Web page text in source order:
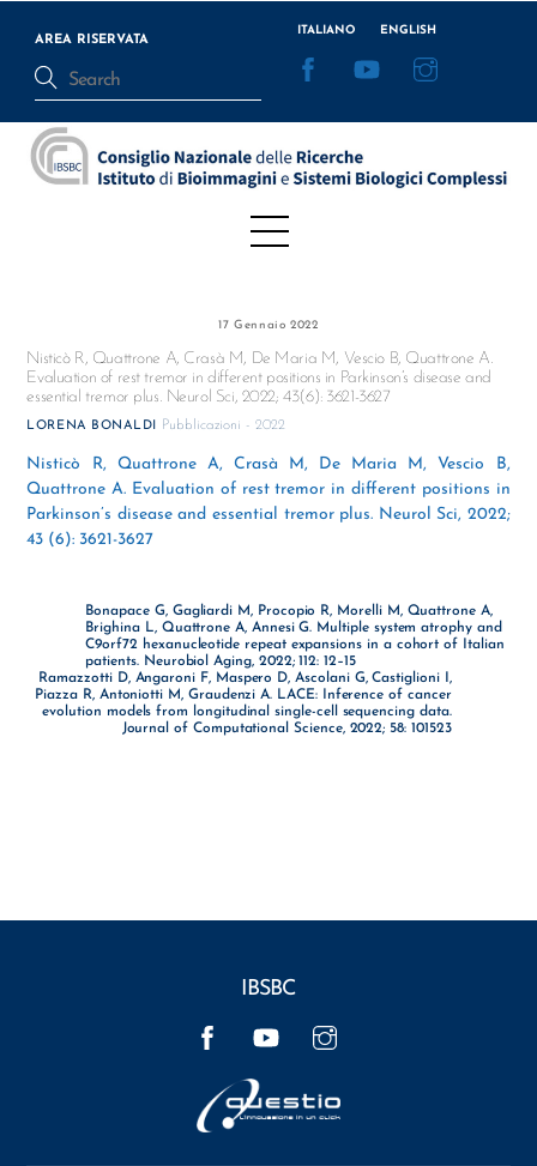
content
AREA RISERVATA
ITALIANO ENGLISH
Menu
17 Gennaio 2022
Nisticò R, Quattrone A, Crasà M, De Maria M, Vescio B, Quattrone A.
Evaluation of rest tremor in different positions in Parkinson’s disease and
essential tremor plus. Neurol Sci, 2022; 43(6): 3621-3627
LORENA BONALDI Pubblicazioni - 2022
Nisticò R, Quattrone A, Crasà M, De Maria M, Vescio B,
Quattrone A. Evaluation of rest tremor in different positions in
Parkinson’s disease and essential tremor plus. Neurol Sci, 2022;
43 (6): 3621-3627
Bonapace G, Gagliardi M, Procopio R, Morelli M, Quattrone A,
Brighina L, Quattrone A, Annesi G. Multiple system atrophy and
C9orf72 hexanucleotide repeat expansions in a cohort of Italian
patients. Neurobiol Aging, 2022; 112: 12–15
Ramazzotti D, Angaroni F, Maspero D, Ascolani G, Castiglioni I,
Piazza R, Antoniotti M, Graudenzi A. LACE: Inference of cancer
evolution models from longitudinal single-cell sequencing data.
Journal of Computational Science, 2022; 58: 101523
IBSBC